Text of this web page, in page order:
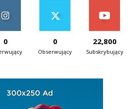
0 0
Obserwujący
22,800
Subskrybujący